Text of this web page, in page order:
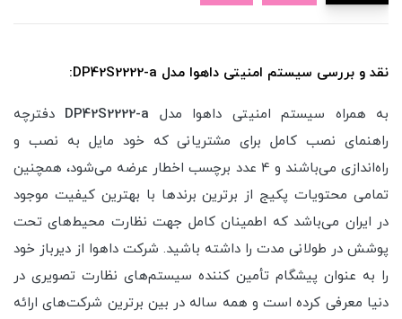
نقد و بررسی سیستم امنیتی داهوا مدل DP42S2222-a:
به همراه سیستم امنیتی داهوا مدل DP42S2222-a دفترچه
راهنمای نصب کامل برای مشتریانی که خود مایل به نصب و
راه‌اندازی می‌باشند و 4 عدد برچسب اخطار عرضه می‌شود، همچنین
تمامی محتویات پکیج از برترین برندها با بهترین کیفیت موجود
در ایران می‌باشد که اطمینان کامل جهت نظارت محیط‌های تحت
پوشش در طولانی مدت را داشته باشید. شرکت داهوا از دیرباز خود
را به عنوان پیشگام تأمین کننده سیستم‌های نظارت تصویری در
دنیا معرفی کرده است و همه ساله در بین برترین شرکت‌های ارائه